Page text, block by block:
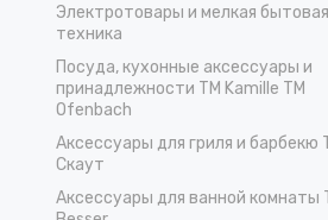
Электротовары и мелкая бытовая
техника
Посуда, кухонные аксессуары и
принадлежности TM Kamille TM
Ofenbach
Аксессуары для гриля и барбекю
Скаут
Аксессуары для ванной комнаты